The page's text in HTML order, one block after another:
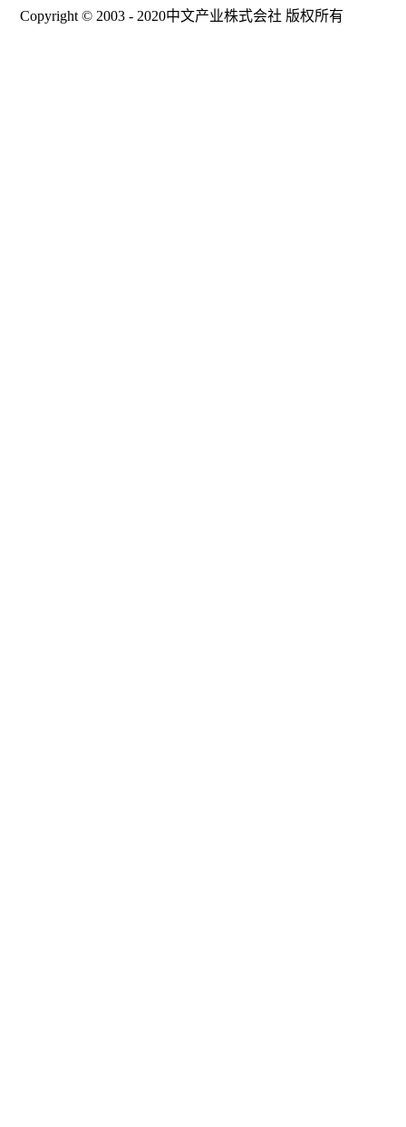
Copyright © 2003 - 2020中文产业株式会社 版权所有